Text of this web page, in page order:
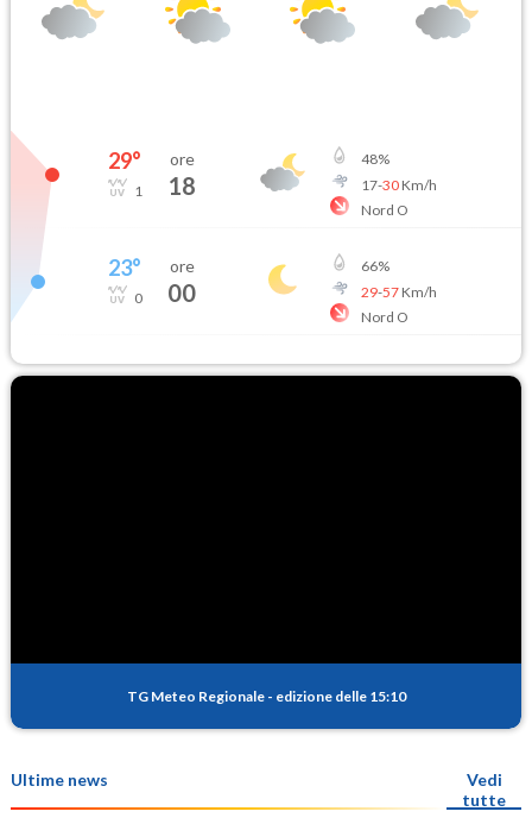
29°
1
ore
18
48%
17-30Km/h
Nord O
23°
0
ore
00
66%
29-57Km/h
Nord O
TG Meteo Regionale - edizione delle 15:10
Ultime news
Vedi
tutte